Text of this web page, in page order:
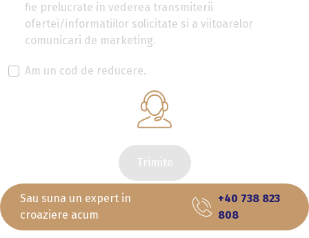
fie prelucrate in vederea transmiterii
ofertei/informatiilor solicitate si a viitoarelor
comunicari de marketing.
Am un cod de reducere.
Trimite
Sau suna un expert in
croaziere acum
+40 738 823
808